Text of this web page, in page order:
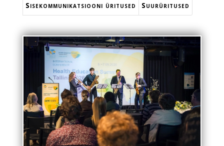
Sisekommunikatsiooni üritused Suurüritused